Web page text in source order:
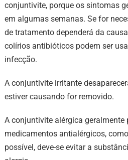
conjuntivite, porque os sintomas
em algumas semanas. Se for
de tratamento dependerá da
colírios antibióticos podem ser
infecção.
A conjuntivite irritante
estiver causando for removido.
A conjuntivite alérgica geralmente
medicamentos antialérgicos,
possível, deve-se evitar a